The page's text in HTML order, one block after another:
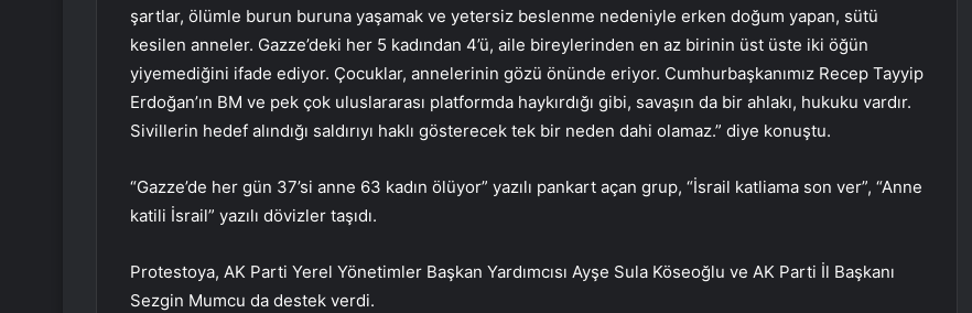
şartlar, ölümle burun buruna yaşamak ve yetersiz beslenme nedeniyle erken doğum yapan, sütü
kesilen anneler. Gazze’deki her 5 kadından 4’ü, aile bireylerinden en az birinin üst üste iki öğün
yiyemediğini ifade ediyor. Çocuklar, annelerinin gözü önünde eriyor. Cumhurbaşkanımız Recep Tayyip
Erdoğan’ın BM ve pek çok uluslararası platformda haykırdığı gibi, savaşın da bir ahlakı, hukuku vardır.
Sivillerin hedef alındığı saldırıyı haklı gösterecek tek bir neden dahi olamaz.” diye konuştu.
“Gazze’de her gün 37’si anne 63 kadın ölüyor” yazılı pankart açan grup, “İsrail katliama son ver”, “Anne
katili İsrail” yazılı dövizler taşıdı.
Protestoya, AK Parti Yerel Yönetimler Başkan Yardımcısı Ayşe Sula Köseoğlu ve AK Parti İl Başkanı
Sezgin Mumcu da destek verdi.